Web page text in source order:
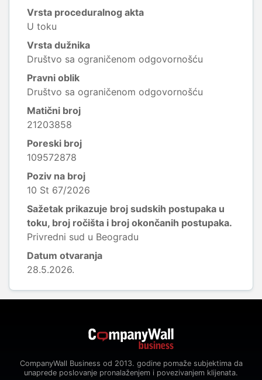
Vrsta proceduralnog akta
U toku
Vrsta dužnika
Društvo sa ograničenom odgovornošću
Pravni oblik
Društvo sa ograničenom odgovornošću
Matični broj
21203858
Poreski broj
109572878
Poziv na broj
10 St 67/2026
Sažetak prikazuje broj sudskih postupaka u
toku, broj ročišta i broj okončanih postupaka.
Privredni sud u Beogradu
Datum otvaranja
28.5.2026.
CompanyWall Business od 2013. godine pomaže subjektima da
unaprede poslovanje pronalaženjem i povezivanjem klijenata.